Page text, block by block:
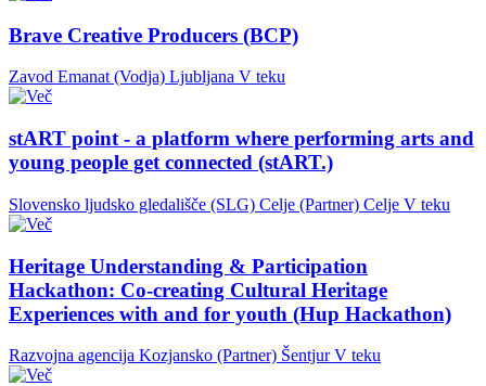
Brave Creative Producers (BCP)
Zavod Emanat (Vodja) Ljubljana V teku
stART point - a platform where performing arts and
young people get connected (stART.)
Slovensko ljudsko gledališče (SLG) Celje (Partner) Celje V teku
Heritage Understanding & Participation
Hackathon: Co-creating Cultural Heritage
Experiences with and for youth (Hup Hackathon)
Razvojna agencija Kozjansko (Partner) Šentjur V teku